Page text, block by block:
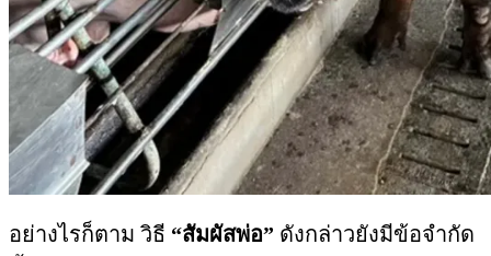
อย่างไรก็ตาม วิธี “สัมผัสพ่อ” ดังกล่าวยังมีข้อจำกัด